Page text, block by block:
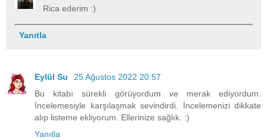
Rica ederim :)
Yanıtla
Eylül Su
25 Ağustos 2022 20:57
Bu kitabı sürekli görüyordum ve merak ediyordum.
İncelemesiyle karşılaşmak sevindirdi. İncelemenizi dikkate
alıp listeme ekliyorum. Ellerinize sağlık. :)
Yanıtla